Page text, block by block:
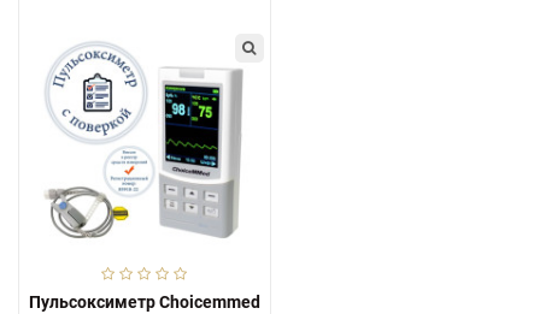
Пульсоксиметр Choicemmed